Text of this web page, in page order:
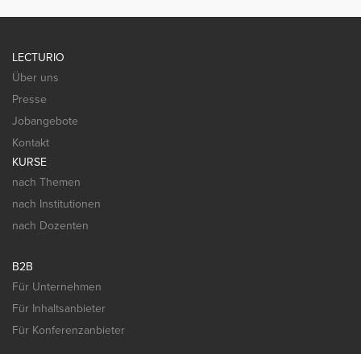
LECTURIO
Über uns
Presse
Jobangebote
Kontakt
KURSE
nach Themen
nach Institutionen
nach Dozenten
B2B
Für Unternehmen
Für Inhaltsanbieter
Für Konferenzanbieter